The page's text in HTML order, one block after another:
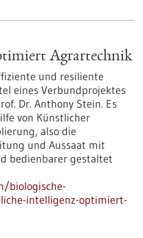
Agrartechnik
und resiliente
eines Verbundprojektes
Dr. Anthony Stein. Es
von Künstlicher
also die
und Aussaat mit
bedienbarer gestaltet
biologische-
intelligenz-optimiert-